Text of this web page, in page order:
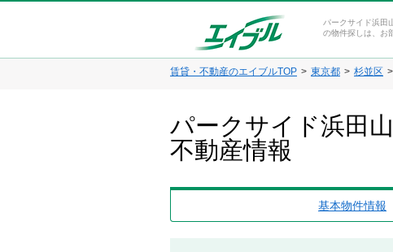
パークサイド浜田
の物件探しは、お
賃貸・不動産のエイブルTOP 東京都 杉並区
パークサイド浜田
不動産情報
基本物件情報